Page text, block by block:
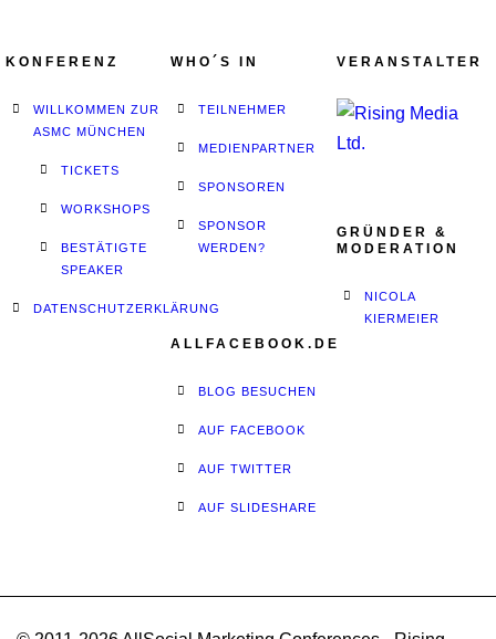
KONFERENZ
WILLKOMMEN ZUR
ASMC MÜNCHEN
TICKETS
WORKSHOPS
BESTÄTIGTE
SPEAKER
DATENSCHUTZERKLÄRUNG
WHO´S IN
TEILNEHMER
MEDIENPARTNER
SPONSOREN
SPONSOR
WERDEN?
ALLFACEBOOK.DE
BLOG BESUCHEN
AUF FACEBOOK
AUF TWITTER
AUF SLIDESHARE
VERANSTALTER
GRÜNDER &
MODERATION
NICOLA
KIERMEIER